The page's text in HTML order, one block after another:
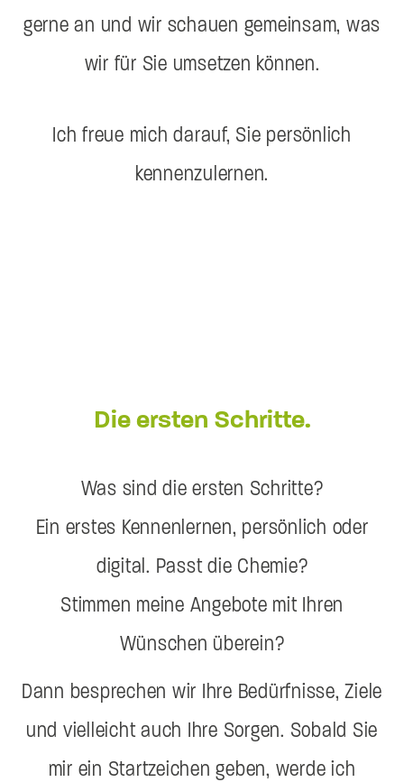
gerne an und wir schauen gemeinsam, was
wir für Sie umsetzen können.
Ich freue mich darauf, Sie persönlich
kennenzulernen.
Die ersten Schritte.
Was sind die ersten Schritte?
Ein erstes Kennenlernen, persönlich oder
digital. Passt die Chemie?
Stimmen meine Angebote mit Ihren
Wünschen überein?
Dann besprechen wir Ihre Bedürfnisse, Ziele
und vielleicht auch Ihre Sorgen. Sobald Sie
mir ein Startzeichen geben, werde ich